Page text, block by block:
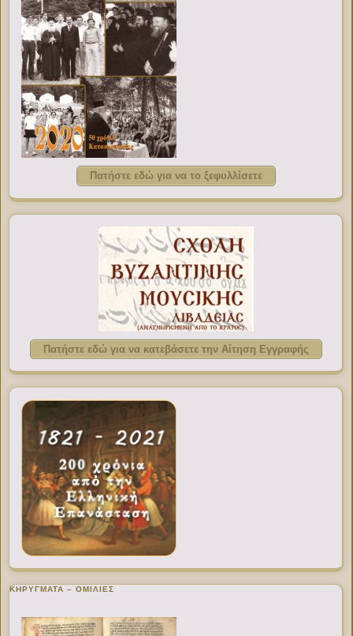
Πατήστε εδώ για να το ξεφυλλίσετε
Πατήστε εδώ για να κατεβάσετε την Αίτηση Εγγραφής
ΚΗΡΥΓΜΑΤΑ – ΟΜΙΛΙΕΣ